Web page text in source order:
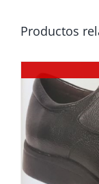
Productos